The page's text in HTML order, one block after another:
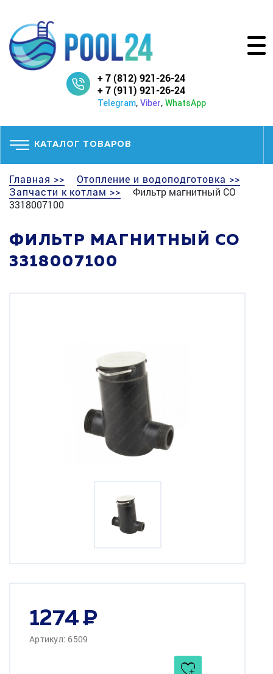
+ 7 (812) 921-26-24
+ 7 (911) 921-26-24
Telegram, Viber, WhatsApp
КАТАЛОГ ТОВАРОВ
Главная >>
Отопление и водоподготовка >>
Запчасти к котлам >>
Фильтр магнитный СО
3318007100
ФИЛЬТР МАГНИТНЫЙ СО
3318007100
1274
Артикул: 6509